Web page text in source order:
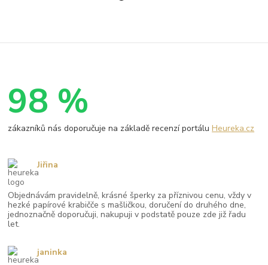
98 %
zákazníků nás doporučuje na základě recenzí portáluHeureka.cz
Objednávám pravidelně, krásné šperky za příznivou cenu, vždy v
hezké papírové krabičče s mašličkou, doručení do druhého dne,
jednoznačně doporučuji, nakupuji v podstatě pouze zde již řadu
let.
Jiřina
janinka